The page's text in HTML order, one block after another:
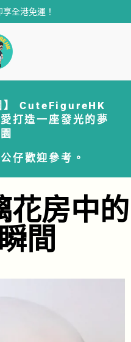
全港免運！
】 CuteFigureHK
打造一座發光的夢
仔歡迎參考。
花房中的
間